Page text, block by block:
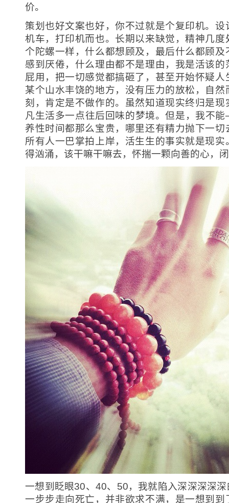
价。
策划也好文案也好，你不过就是个复印机。
机车，打印机而也。长期以来缺觉，精神几
个陀螺一样，什么都想顾及，最后什么都顾
感到厌倦，什么理由都不是理由，我是活该
屁用，把一切感觉都搞砸了，甚至开始怀疑
某个山水丰饶的地方，没有压力的放松，自
刻，肯定是不做作的。虽然知道现实终归是
凡生活多一点往后回味的梦境。但是，我不
养性时间都那么宝贵，哪里还有精力抛下一
所有人一巴掌拍上岸，活生生的事实就是现
得汹涌，该干嘛干嘛去，怀揣一颗向善的心，
一想到眨眼30、40、50，我就陷入深深深深
一步步走向死亡，并非欲求不满，是一想到